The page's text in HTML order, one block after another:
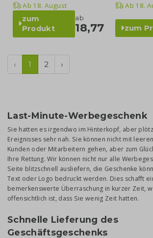
Ab 18. August
zum
Produkt
ab
18,77
Ab 18.
zum
‹ 1 2 ›
Last-Minute-Werbegeschenk
Sie hatten es irgendwo im Hinterkopf, aber
Ereignisses sehr nah. Sie können nicht mit
Kunden oder Mitarbeitern gehen, aber zum
Ihre Rettung. Wir können nicht nur alle
Seite blitzschnell ausliefern, die Geschenke
Text oder Logo bedruckt werden. Dies schafft
bemerkenswerte Überraschung in kurzer Zeit,
offensichtlich ist, dass Sie wenig Zeit hatten.
Schnelle Lieferung des
Geschäftsgeschenks